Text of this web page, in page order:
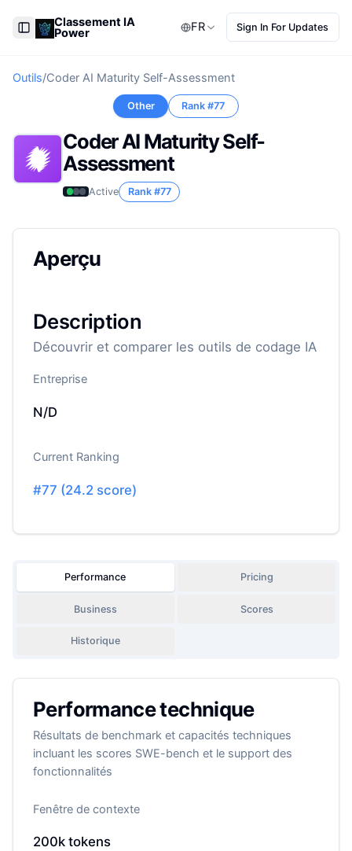
Toggle Sidebar
Classement IA
Power FR Sign In For Updates
Outils/Coder AI Maturity Self-Assessment
Other Rank #77
Coder AI Maturity Self-
Assessment
Active Rank #77
Aperçu
Description
Découvrir et comparer les outils de codage IA
Entreprise
N/D
Current Ranking
#77 (24.2 score)
Performance Pricing
Business Scores
Historique
Performance technique
Résultats de benchmark et capacités techniques
incluant les scores SWE-bench et le support des
fonctionnalités
Fenêtre de contexte
200ktokens